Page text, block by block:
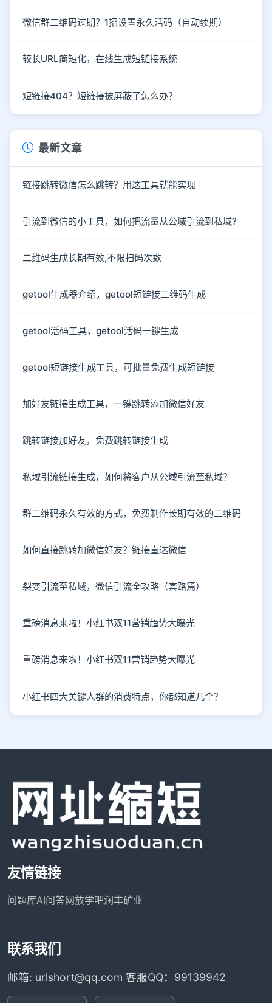
微信群二维码过期？1招设置永久活码（自动续期）
较长URL简短化，在线生成短链接系统
短链接404？短链接被屏蔽了怎么办？
最新文章
链接跳转微信怎么跳转？用这工具就能实现
引流到微信的小工具，如何把流量从公域引流到私域?
二维码生成长期有效,不限扫码次数
getool生成器介绍，getool短链接二维码生成
getool活码工具，getool活码一键生成
getool短链接生成工具，可批量免费生成短链接
加好友链接生成工具，一键跳转添加微信好友
跳转链接加好友，免费跳转链接生成
私域引流链接生成，如何将客户从公域引流至私域？
群二维码永久有效的方式，免费制作长期有效的二维码
如何直接跳转加微信好友？链接直达微信
裂变引流至私域，微信引流全攻略（套路篇）
重磅消息来啦！小红书双11营销趋势大曝光
重磅消息来啦！小红书双11营销趋势大曝光
小红书四大关键人群的消费特点，你都知道几个？
友情链接
问题库AI问答网放学吧润丰矿业
联系我们
邮箱: urlshort@qq.com 客服QQ：99139942